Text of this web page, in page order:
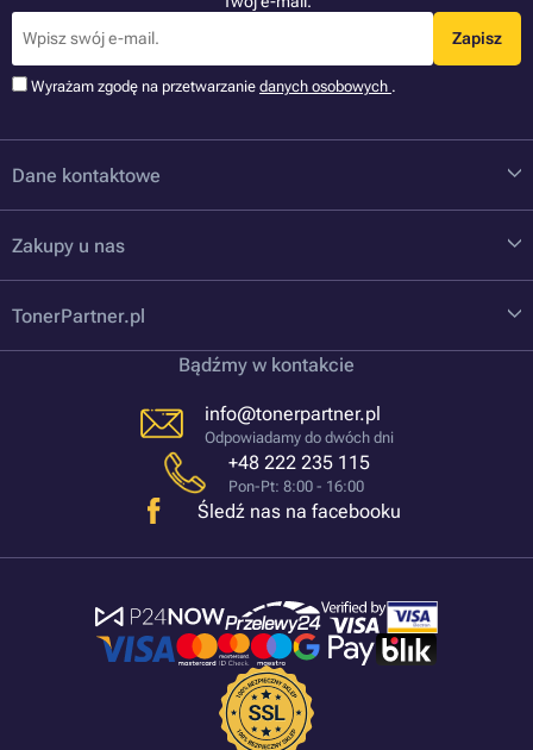
Zapisz
Wyrażam zgodę na przetwarzanie danych osobowych .
Dane kontaktowe
Zakupy u nas
TonerPartner.pl
Bądźmy w kontakcie
info@tonerpartner.pl
Odpowiadamy do dwóch dni
+48 222 235 115
Pon-Pt: 8:00 - 16:00
Śledź nas na facebooku